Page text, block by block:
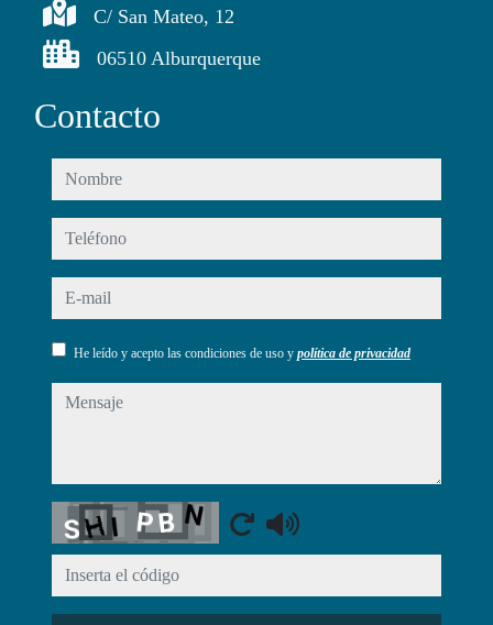
C/ San Mateo, 12
06510 Alburquerque
Contacto
nombre
teléfono
e-mail
He leído y acepto las condiciones de uso y política de privacidad
mensaje
Captcha